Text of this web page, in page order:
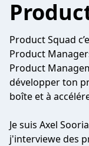
Product Squad
Product
Product
développer ton
boîte et à
Je suis Axel
j'interviewe des